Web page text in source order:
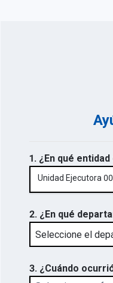
1. ¿En qué
Unidad Ejecutora
2. ¿En qué
3. ¿Cuándo